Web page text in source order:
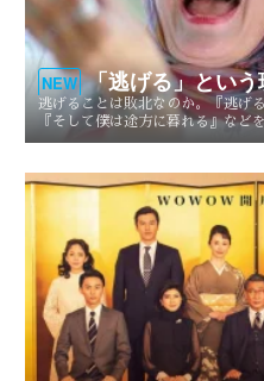
NEW 「逃げる」とい
逃げることは敗北なのか。『逃げ
『そして僕は途方に暮れる』など